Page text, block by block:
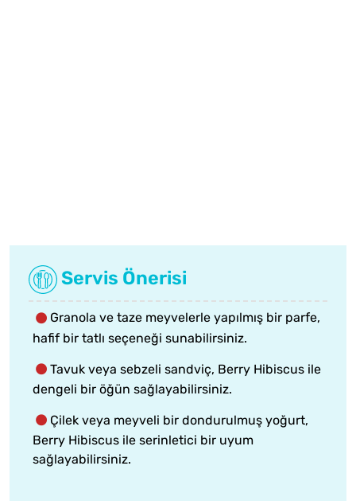
Servis Önerisi
Granola ve taze meyvelerle yapılmış bir parfe,
hafif bir tatlı seçeneği sunabilirsiniz.
Tavuk veya sebzeli sandviç, Berry Hibiscus ile
dengeli bir öğün sağlayabilirsiniz.
Çilek veya meyveli bir dondurulmuş yoğurt,
Berry Hibiscus ile serinletici bir uyum
sağlayabilirsiniz.